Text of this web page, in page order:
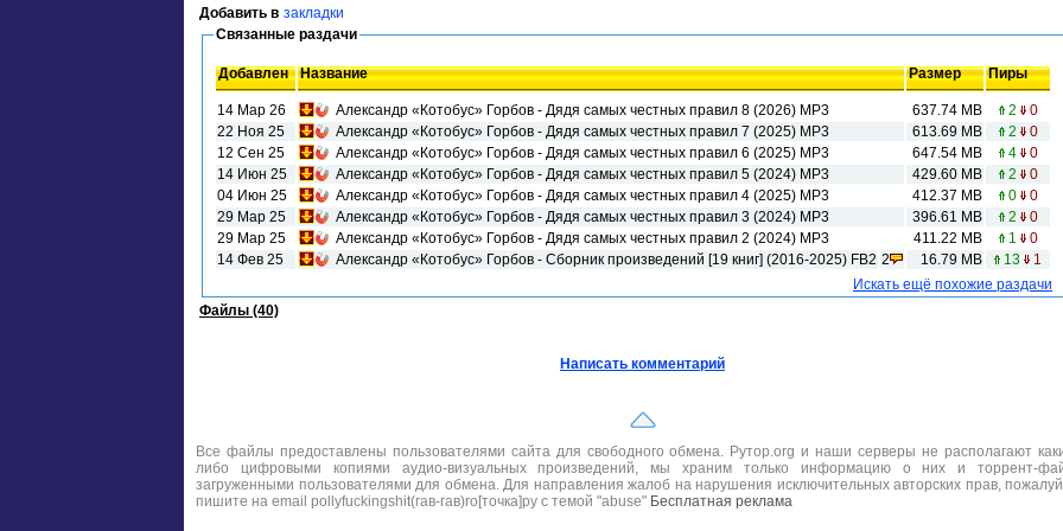
Добавить в закладки
Связанные раздачи
Добавлен Название Размер Пиры
14 Мар 26 Александр «Котобус» Горбов - Дядя самых честных правил 8 (2026) МР3 637.74 MB 2
0
22 Ноя 25
Александр «Котобус» Горбов - Дядя самых честных правил 7 (2025) MP3 613.69 MB 2
0
12 Сен 25
Александр «Котобус» Горбов - Дядя самых честных правил 6 (2025) MP3 647.54 MB 4 0
14 Июн 25
Александр «Котобус» Горбов - Дядя самых честных правил 5 (2024) МР3 429.60 MB 2
0
04 Июн 25
Александр «Котобус» Горбов - Дядя самых честных правил 4 (2025) MP3 412.37 MB 0 0
29 Мар 25
Александр «Котобус» Горбов - Дядя самых честных правил 3 (2024) МР3 396.61 MB 2
0
29 Мар 25
Александр «Котобус» Горбов - Дядя самых честных правил 2 (2024) МР3 411.22 MB 1
0
14 Фев 25
Александр «Котобус» Горбов - Сборник произведений [19 книг] (2016-2025) FB2 2 16.79 MB 13
1
Искать ещё похожие раздачи
Файлы (40)
Написать комментарий
Все файлы предоставлены пользователями сайта для свободного обмена. Рутор.org и наши серверы не располагают
либо цифровыми копиями аудио-визуальных произведений, мы храним только информацию о них и торрент-
загруженными пользователями для обмена. Для направления жалоб на нарушения исключительных авторских прав,
пишите на email pollyfuckingshit(гав-гав)ro[точка]ру с темой "abuse" Бесплатная реклама